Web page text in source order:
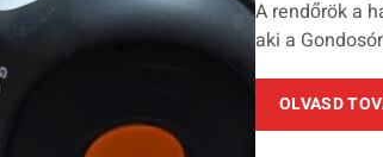
A rendőrök a
aki a
OLVASD